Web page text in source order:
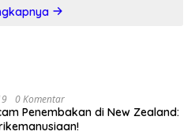
0 Komentar
Penembakan di New Zealand: